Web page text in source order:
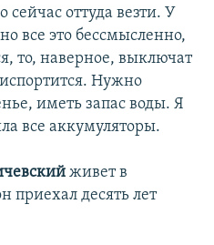
оттуда везти. У
все это бессмысленно,
то, наверное, выключат
испортится. Нужно
иметь запас воды. Я
все аккумуляторы.
живет в
приехал десять лет